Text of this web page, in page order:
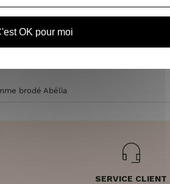
brodé Abélia
SERVICE CLIENT
OK pour moi